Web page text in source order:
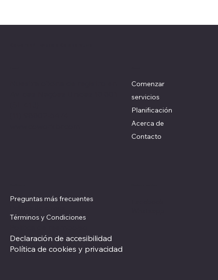
Comenzar
servicios
Planificación
Acerca de
Contacto
Preguntas más frecuentes
Términos y Condiciones
Declaración de accesibilidad
Política de cookies y privacidad